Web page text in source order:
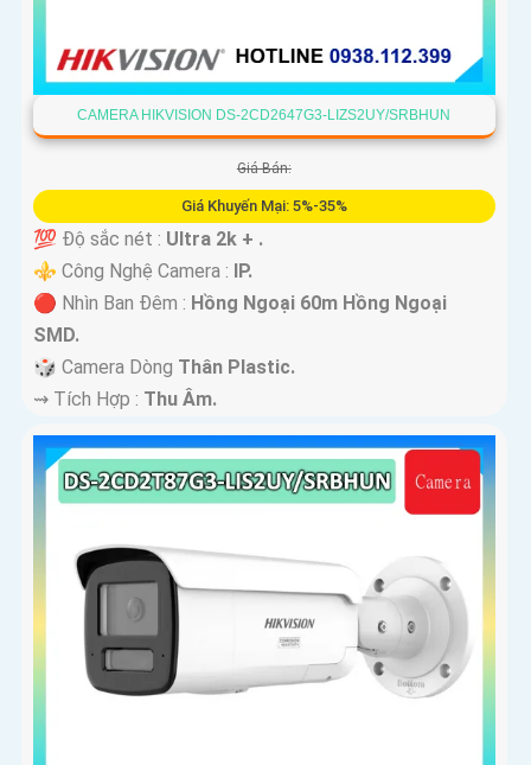
CAMERA HIKVISION DS-2CD2647G3-LIZS2UY/SRBHUN
Giá Bán:
Giá Khuyến Mại: 5%-35%
💯 Độ sắc nét : Ultra 2k + .
⚜️ Công Nghệ Camera : IP.
🔴 Nhìn Ban Đêm : Hồng Ngoại 60m Hồng Ngoại
SMD.
🎲 Camera Dòng Thân Plastic.
️⇝ Tích Hợp : Thu Âm.